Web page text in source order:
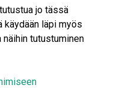
jo tässä
käydään läpi myös
tutustuminen